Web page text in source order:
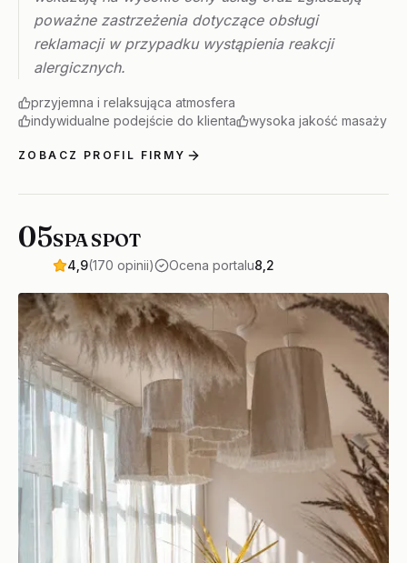
poważne zastrzeżenia dotyczące obsługi
reklamacji w przypadku wystąpienia reakcji
alergicznych.
przyjemna i relaksująca atmosfera
indywidualne podejście do klienta
wysoka jakość masaży
ZOBACZ PROFIL FIRMY
05SPA SPOT
4,9(170 opinii) Ocena portalu8,2